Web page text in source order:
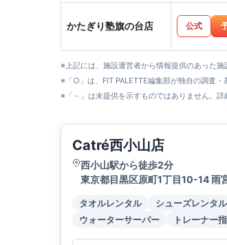
かたぎり塾旗の台店 公式
※上記には、施設運営者から情報提供のあった
※「○」は、FIT PALETTE編集部が独自の調査・
※「－」は未提供を示すものではありません。詳
Catré西小山店
西小山駅から徒歩2分
東京都目黒区原町1丁目10-14 雨
タオルレンタル シューズレンタル
ウォーターサーバー
トレーナー